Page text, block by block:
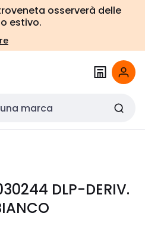
osserverà delle
estivo.
DLP-DERIV.